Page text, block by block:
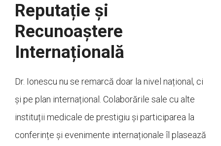
Reputație și
Recunoaștere
Internațională
Dr. Ionescu nu se remarcă doar la nivel național, ci
și pe plan internațional. Colaborările sale cu alte
instituții medicale de prestigiu și participarea la
conferințe și evenimente internaționale îl plasează